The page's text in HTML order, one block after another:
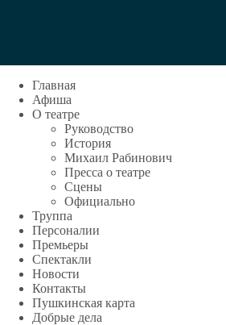
Главная
Афиша
О театре
Руководство
История
Михаил Рабинович
Пресса о театре
Сцены
Официально
Труппа
Персоналии
Премьеры
Спектакли
Новости
Контакты
Пушкинская карта
Добрые дела